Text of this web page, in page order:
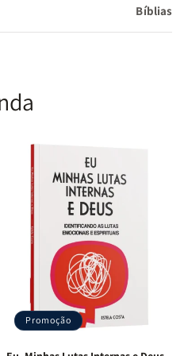
Soft Touch)
temáticos
Bíblias
Promoção